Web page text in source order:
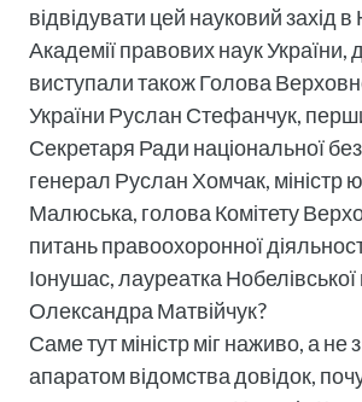
відвідувати цей науковий захід в
Академії правових наук України,
виступали також Голова
України Руслан Стефанчук,
Секретаря Ради національної
генерал Руслан Хомчак, міністр
Малюська, голова Комітету
питань правоохоронної
Іонушас, лауреатка Нобелівської
Олександра Матвійчук?
Саме тут міністр міг наживо, а не
апаратом відомства довідок,